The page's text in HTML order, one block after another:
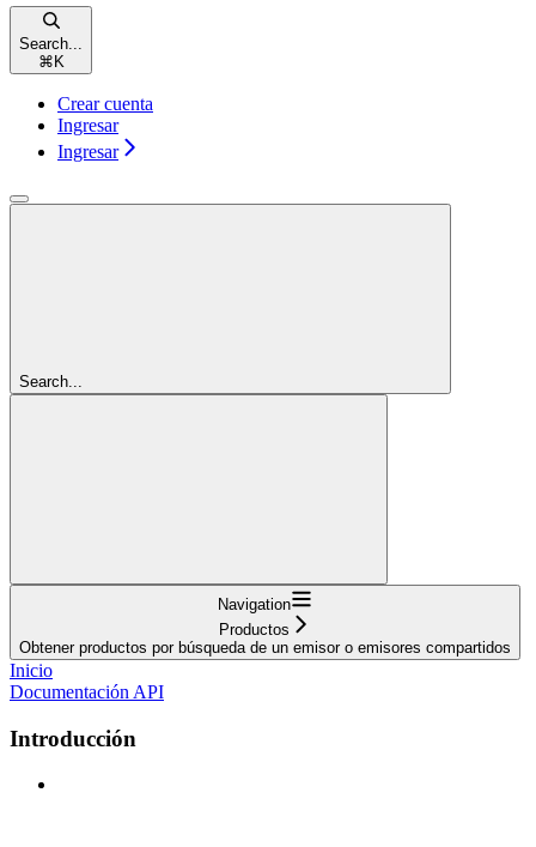
Search...
⌘ K
Crear cuenta
Ingresar
Ingresar
Search...
Navigation
Productos
Obtener productos por búsqueda de un emisor o emisores compartidos
Inicio
Documentación API
Introducción